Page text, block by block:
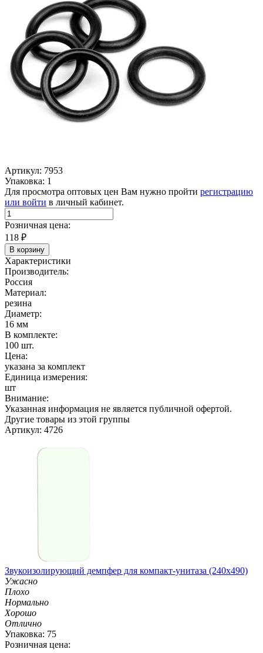
Артикул: 7953
Упаковка: 1
Для просмотра оптовых цен Вам нужно пройти регистрацию
или войти в личный кабинет.
Розничная цена:
118 ₽
В корзину
Характеристики
Производитель:
Россия
Материал:
резина
Диаметр:
16 мм
В комплекте:
100 шт.
Цена:
указана за комплект
Единица измерения:
шт
Внимание:
Указанная информация не является публичной офертой.
Другие товары из этой группы
Артикул: 4726
Звукоизолирующий демпфер для компакт-унитаза (240х490)
Ужасно
Плохо
Нормально
Хорошо
Отлично
Упаковка: 75
Розничная цена: